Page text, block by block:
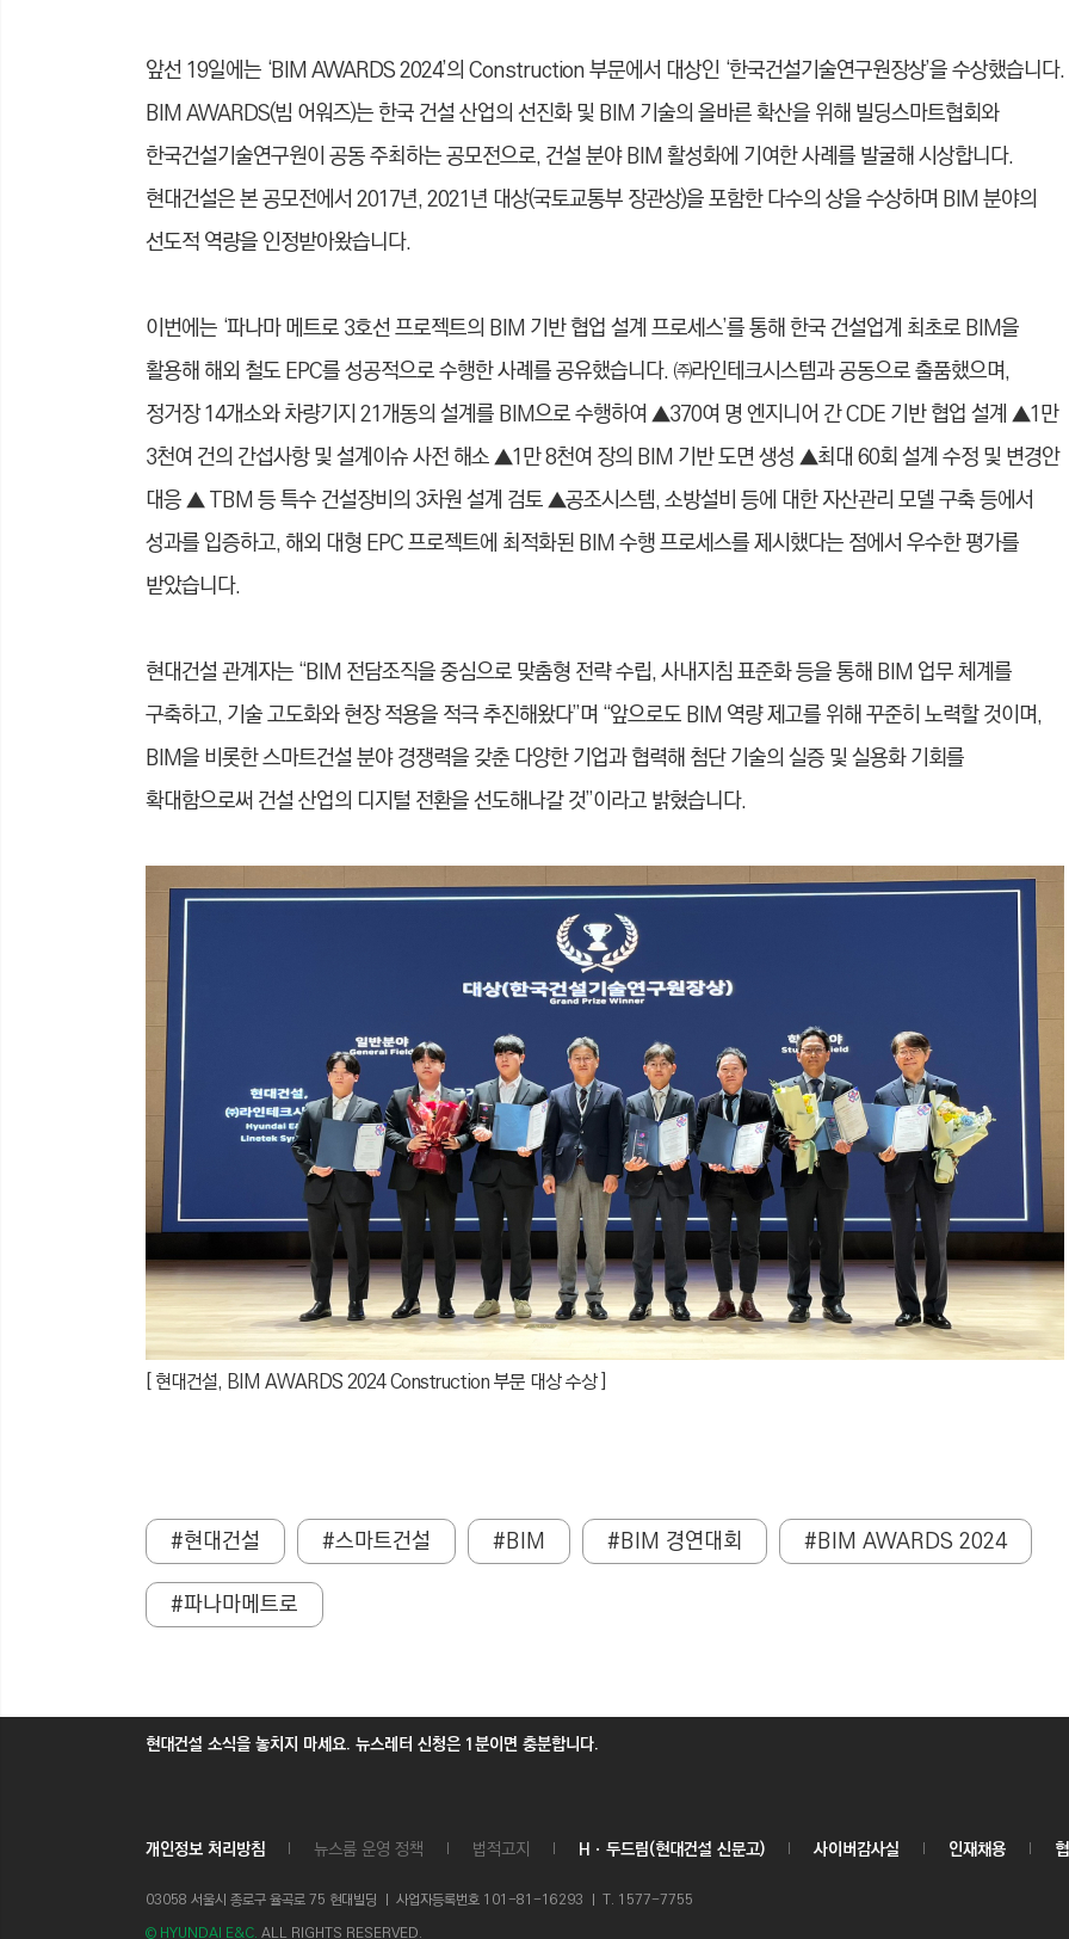
앞선 19일에는 ‘BIM AWARDS 2024’의 Construction 부문에서 대상인 ‘한국건설기술연구원장상’을 수상했습니다.
BIM AWARDS(빔 어워즈)는 한국 건설 산업의 선진화 및 BIM 기술의 올바른 확산을 위해 빌딩스마트협회와
한국건설기술연구원이 공동 주최하는 공모전으로, 건설 분야 BIM 활성화에 기여한 사례를 발굴해 시상합니다.
현대건설은 본 공모전에서 2017년, 2021년 대상(국토교통부 장관상)을 포함한 다수의 상을 수상하며 BIM 분야의
선도적 역량을 인정받아왔습니다.
이번에는 ‘파나마 메트로 3호선 프로젝트의 BIM 기반 협업 설계 프로세스’를 통해 한국 건설업계 최초로 BIM을
활용해 해외 철도 EPC를 성공적으로 수행한 사례를 공유했습니다. ㈜라인테크시스템과 공동으로 출품했으며,
정거장 14개소와 차량기지 21개동의 설계를 BIM으로 수행하여 ▲370여 명 엔지니어 간 CDE 기반 협업 설계 ▲1만
3천여 건의 간섭사항 및 설계이슈 사전 해소 ▲1만 8천여 장의 BIM 기반 도면 생성 ▲최대 60회 설계 수정 및 변경안
대응 ▲ TBM 등 특수 건설장비의 3차원 설계 검토 ▲공조시스템, 소방설비 등에 대한 자산관리 모델 구축 등에서
성과를 입증하고, 해외 대형 EPC 프로젝트에 최적화된 BIM 수행 프로세스를 제시했다는 점에서 우수한 평가를
받았습니다.
현대건설 관계자는 “BIM 전담조직을 중심으로 맞춤형 전략 수립, 사내지침 표준화 등을 통해 BIM 업무 체계를
구축하고, 기술 고도화와 현장 적용을 적극 추진해왔다”며 “앞으로도 BIM 역량 제고를 위해 꾸준히 노력할 것이며,
BIM을 비롯한 스마트건설 분야 경쟁력을 갖춘 다양한 기업과 협력해 첨단 기술의 실증 및 실용화 기회를
확대함으로써 건설 산업의 디지털 전환을 선도해나갈 것”이라고 밝혔습니다.
[현대건설, BIM AWARDS 2024 Construction 부문 대상 수상 ]
#현대건설 #스마트건설 #BIM #BIM 경연대회
#BIM AWARDS 2024
#파나마메트로
현대건설 소식을 놓치지 마세요. 뉴스레터 신청은 1분이면 충분합니다.
개인정보 처리방침 뉴스룸 운영 정책 법적고지 Hㆍ두드림(현대건설 신문고) 사이버감사실 인재채용
03058 서울시 종로구 율곡로 75 현대빌딩 ㅣ 사업자등록번호 101-81-16293 ㅣ T. 1577-7755
© HYUNDAI E&C. ALL RIGHTS RESERVED.